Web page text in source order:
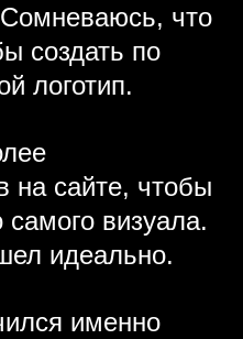
что
создать по
логотип.
на сайте, чтобы
самого визуала.
идеально.
именно